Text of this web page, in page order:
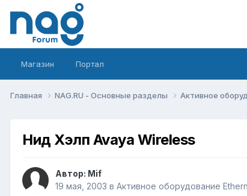
Магазин Портал
Главная NAG.RU - Основные разделы Активное
Нид Хэлп Avaya Wireless
Автор: Mif
19 мая, 2003 в Активное оборудование